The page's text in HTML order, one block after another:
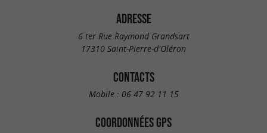
ADRESSE
6 ter Rue Raymond Grandsart
17310 Saint-Pierre-d'Oléron
CONTACTS
Mobile : 06 47 92 11 15
COORDONNÉES GPS